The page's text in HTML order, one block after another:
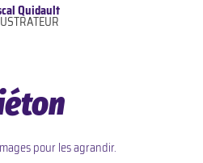
Quidault
pour les agrandir.